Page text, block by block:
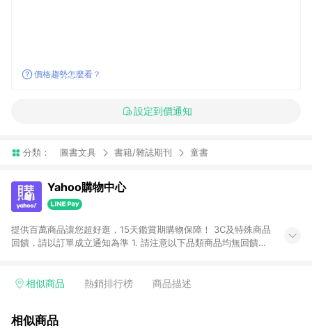
價格趨勢怎麼看？
設定到價通知
分類： 圖書文具 書籍/雜誌期刊 童書
Yahoo購物中心
提供百萬商品讓您超好逛，15天鑑賞期購物保障！ 3C及特殊商品
回饋，請以訂單成立通知為準 1. 請注意以下品類商品均無回饋：
電玩/遊戲/相機/單眼/鏡頭/拍立得 [2024/6/1起適用] -內接硬
的購回饋活動享Yahoo超贈點回饋者 - 購物中心商店之商品：商
相似商品 熱銷排行榜 商品描述
相似商品